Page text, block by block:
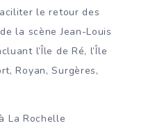
le retour des
la scène Jean-Louis
l’Île de Ré, l’Île
Royan, Surgères,
La Rochelle